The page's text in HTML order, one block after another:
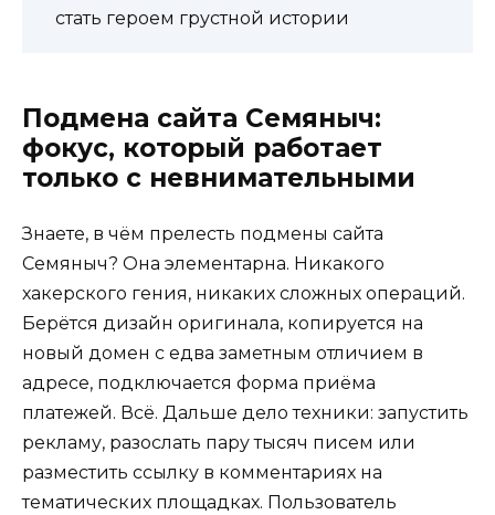
стать героем грустной истории
Подмена сайта Семяныч:
фокус, который работает
только с невнимательными
Знаете, в чём прелесть подмены сайта
Семяныч? Она элементарна. Никакого
хакерского гения, никаких сложных операций.
Берётся дизайн оригинала, копируется на
новый домен с едва заметным отличием в
адресе, подключается форма приёма
платежей. Всё. Дальше дело техники: запустить
рекламу, разослать пару тысяч писем или
разместить ссылку в комментариях на
тематических площадках. Пользователь